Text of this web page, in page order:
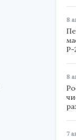
8
Р-
8
7